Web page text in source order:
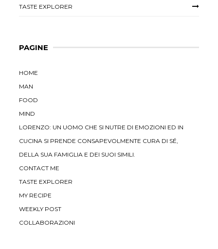
TASTE EXPLORER
PAGINE
HOME
MAN
FOOD
MIND
LORENZO: UN UOMO CHE SI NUTRE DI EMOZIONI ED IN
CUCINA SI PRENDE CONSAPEVOLMENTE CURA DI SÉ,
DELLA SUA FAMIGLIA E DEI SUOI SIMILI.
CONTACT ME
TASTE EXPLORER
MY RECIPE
WEEKLY POST
COLLABORAZIONI